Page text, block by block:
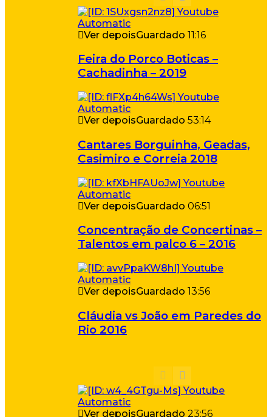
Ver depoisGuardado 11:16
Feira do Porco Boticas –
Cachadinha – 2019
Ver depoisGuardado 53:14
Cantares Borguinha, Geadas,
Casimiro e Correia 2018
Ver depoisGuardado 06:51
Concentração de Concertinas –
Talentos em palco 6 – 2016
Ver depoisGuardado 13:56
Cláudia vs João em Paredes do
Rio 2016
Ver depoisGuardado 23:56